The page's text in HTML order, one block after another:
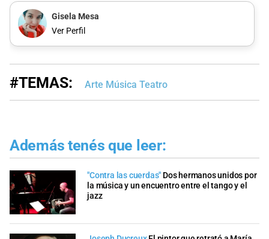
Gisela Mesa
Ver Perfil
#TEMAS: Arte Música Teatro
Además tenés que leer:
"Contra las cuerdas" Dos hermanos unidos por
la música y un encuentro entre el tango y el
jazz